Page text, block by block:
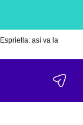
así va la